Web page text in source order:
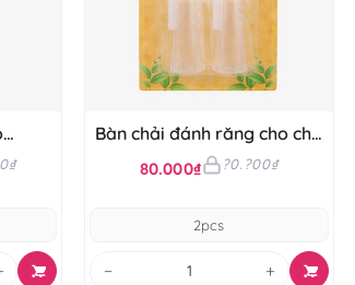
Bàn chải đánh răng cho chó
Budle'Budle
80.000₫ ?0.?00₫
2pcs
− +